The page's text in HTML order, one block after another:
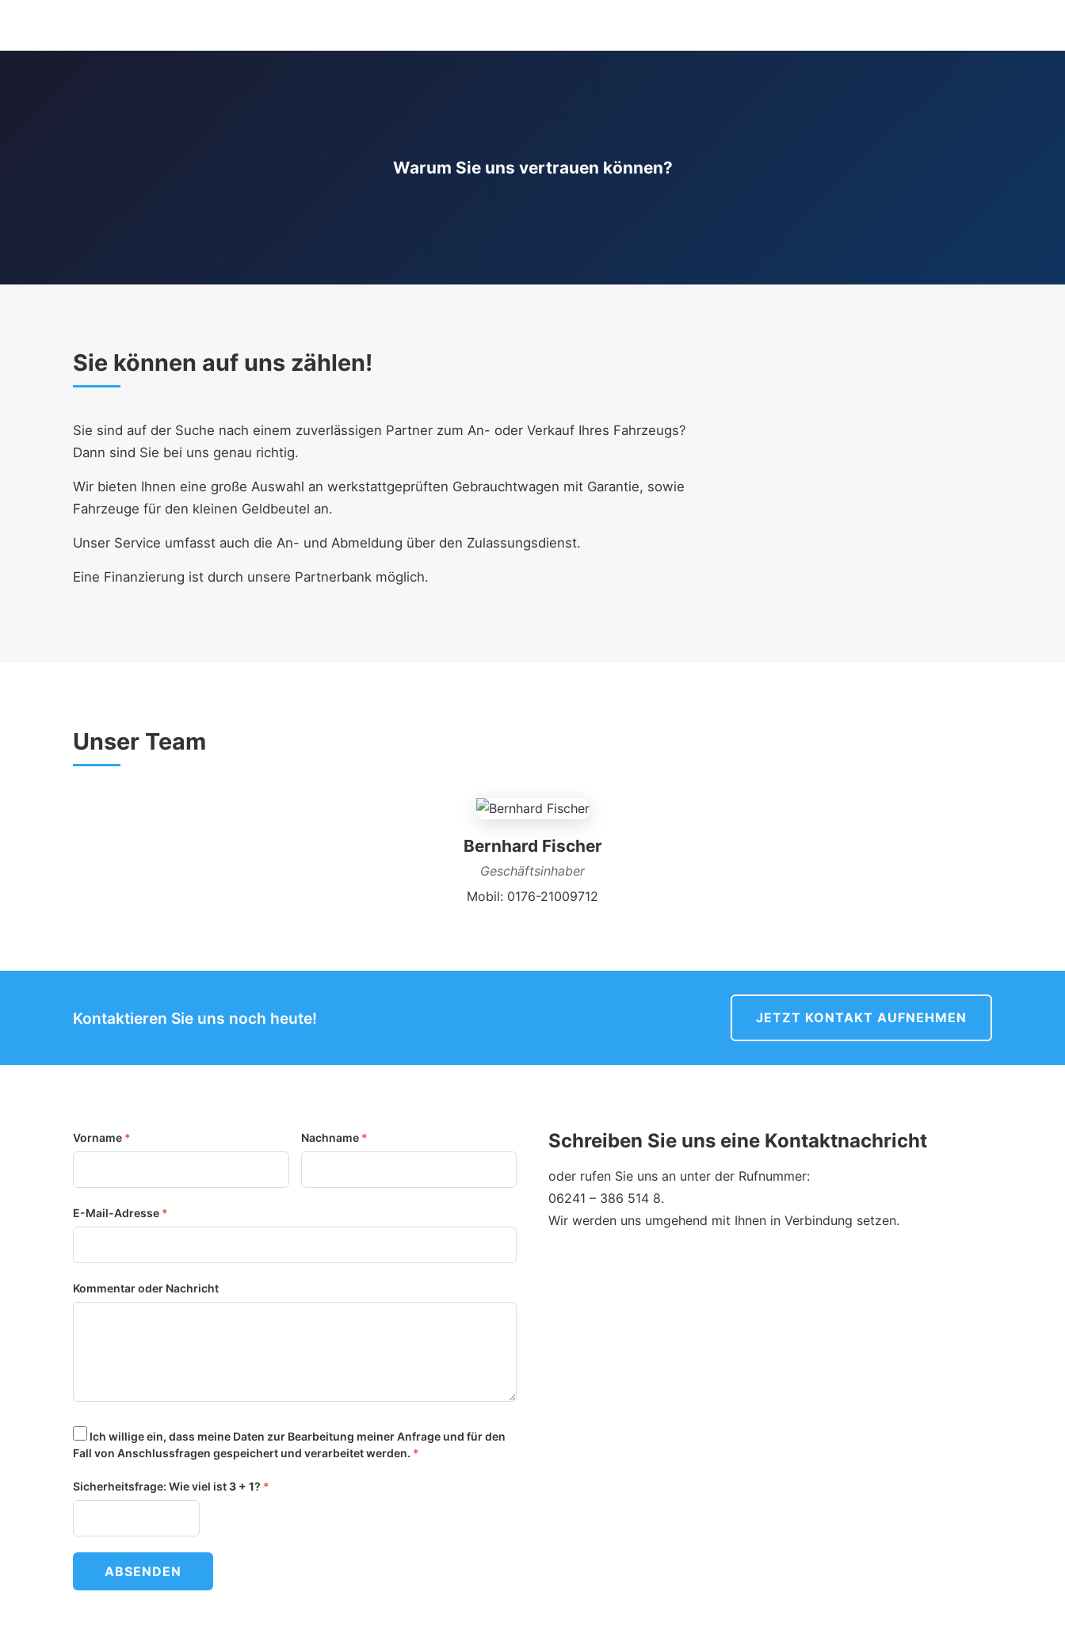
Warum Sie uns vertrauen können?
Sie können auf uns zählen!
Sie sind auf der Suche nach einem zuverlässigen Partner zum An- oder Verkauf Ihres Fahrzeugs?
Dann sind Sie bei uns genau richtig.
Wir bieten Ihnen eine große Auswahl an werkstattgeprüften Gebrauchtwagen mit Garantie, sowie
Fahrzeuge für den kleinen Geldbeutel an.
Unser Service umfasst auch die An- und Abmeldung über den Zulassungsdienst.
Eine Finanzierung ist durch unsere Partnerbank möglich.
Unser Team
Bernhard Fischer
Geschäftsinhaber
Mobil: 0176-21009712
Kontaktieren Sie uns noch heute! JETZT KONTAKT AUFNEHMEN
Vorname * Nachname *
E-Mail-Adresse *
Kommentar oder Nachricht
Ich willige ein, dass meine Daten zur Bearbeitung meiner Anfrage und für den
Fall von Anschlussfragen gespeichert und verarbeitet werden. *
Sicherheitsfrage: Wie viel ist3 + 1? *
ABSENDEN
Schreiben Sie uns eine Kontaktnachricht
oder rufen Sie uns an unter der Rufnummer:
06241 – 386 514 8.
Wir werden uns umgehend mit Ihnen in Verbindung setzen.